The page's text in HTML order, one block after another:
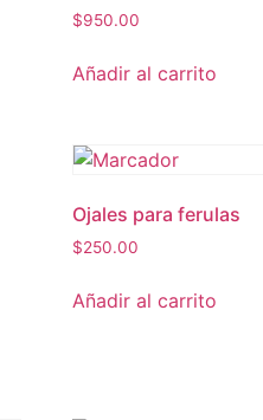
$950.00
Añadir al carrito
Ojales para ferulas
$250.00
Añadir al carrito